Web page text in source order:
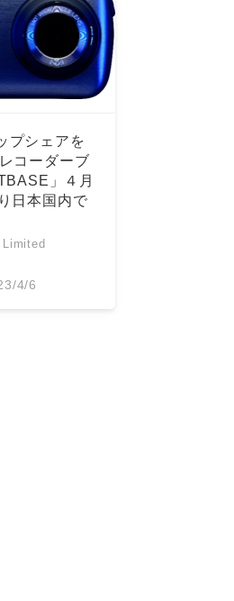
プシェアを
コーダーブ
」４月
日本国内で
4/6